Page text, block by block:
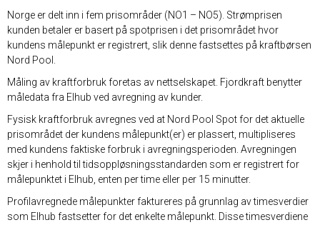
Norge er delt inn i fem prisområder (NO1 – NO5). Strømprisen
kunden betaler er basert på spotprisen i det prisområdet hvor
kundens målepunkt er registrert, slik denne fastsettes på kraftbørsen
Nord Pool.
Måling av kraftforbruk foretas av nettselskapet. Fjordkraft benytter
måledata fra Elhub ved avregning av kunder.
Fysisk kraftforbruk avregnes ved at Nord Pool Spot for det aktuelle
prisområdet der kundens målepunkt(er) er plassert, multipliseres
med kundens faktiske forbruk i avregningsperioden. Avregningen
skjer i henhold til tidsoppløsningsstandarden som er registrert for
målepunktet i Elhub, enten per time eller per 15 minutter.
Profilavregnede målepunkter faktureres på grunnlag av timesverdier
som Elhub fastsetter for det enkelte målepunkt. Disse timesverdiene